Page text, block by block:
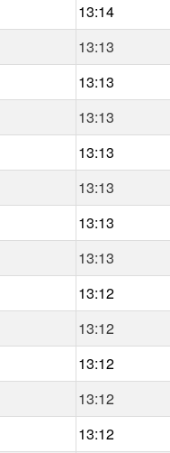
13:14
13:13
13:13
13:13
13:13
13:13
13:13
13:13
13:12
13:12
13:12
13:12
13:12